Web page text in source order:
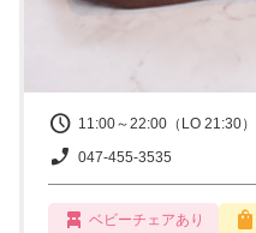
11:00～22:00（LO 21:30）
047-455-3535
ベビーチェアあり